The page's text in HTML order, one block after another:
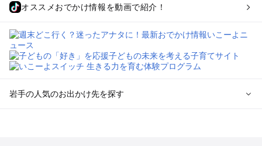
オススメおでかけ情報を動画で紹介！
岩手の人気のお出かけ先を探す